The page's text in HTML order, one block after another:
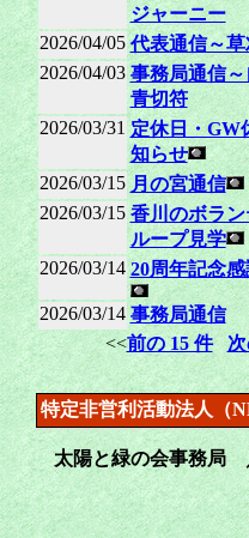
ジャーニー
2026/04/05 代表通信～草
2026/04/03 事務局通信
青切符
2026/03/31 定休日・GW
知らせ
2026/03/15 月の宮通信
2026/03/15 香川のボラ
ループ見学
2026/03/14 20周年記念
2026/03/14 事務局通信
<<前の 15 件 次
特定非営利活動法人（
太陽と緑の会事務局